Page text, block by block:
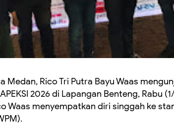
Medan, Rico Tri Putra Bayu Waas
2026 di Lapangan Benteng, Rabu
Waas menyempatkan diri singgah ke